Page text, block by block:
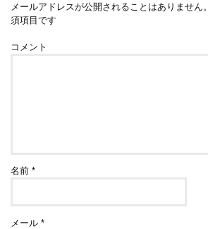
メールアドレスが公開されることはありません。
須項目です
コメント
名前*
メール*